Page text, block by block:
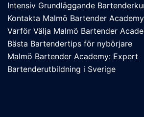
Intensiv Grundläggande
Kontakta Malmö Bartender Academy
Varför Välja Malmö Bartender
Bästa Bartendertips för nybörjare
Malmö Bartender Academy: Expert
Bartenderutbildning i Sverige